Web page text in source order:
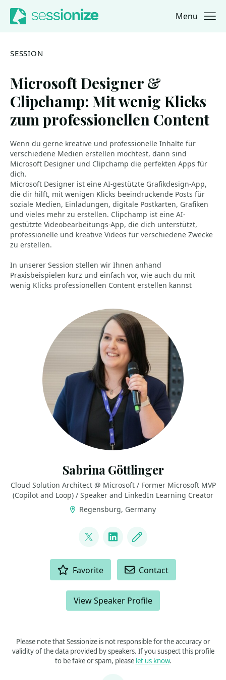
Jump to navigation
Jump to content Menu
SESSION
Microsoft Designer &
Clipchamp: Mit wenig Klicks
zum professionellen Content
Wenn du gerne kreative und professionelle Inhalte für
verschiedene Medien erstellen möchtest, dann sind
Microsoft Designer und Clipchamp die perfekten Apps für
dich.
Microsoft Designer ist eine AI-gestützte Grafikdesign-App,
die dir hilft, mit wenigen Klicks beeindruckende Posts für
soziale Medien, Einladungen, digitale Postkarten, Grafiken
und vieles mehr zu erstellen. Clipchamp ist eine AI-
gestützte Videobearbeitungs-App, die dich unterstützt,
professionelle und kreative Videos für verschiedene Zwecke
zu erstellen.
In unserer Session stellen wir Ihnen anhand
Praxisbeispielen kurz und einfach vor, wie auch du mit
wenig Klicks professionellen Content erstellen kannst
Sabrina Göttlinger
Cloud Solution Architect @ Microsoft / Former Microsoft MVP
(Copilot and Loop) / Speaker and LinkedIn Learning Creator
Regensburg, Germany
@sabrinagoe4373
LinkedIn
Blog
Favorite Contact
View Speaker Profile
Please note that Sessionize is not responsible for the accuracy or
validity of the data provided by speakers. If you suspect this profile
to be fake or spam, please let us know.